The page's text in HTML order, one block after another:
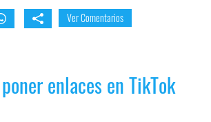
Ver Comentarios
enlaces en TikTok